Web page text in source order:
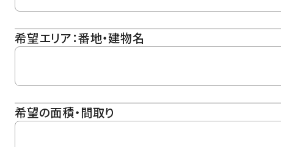
希望エリア：番地・建物名
希望の面積・間取り